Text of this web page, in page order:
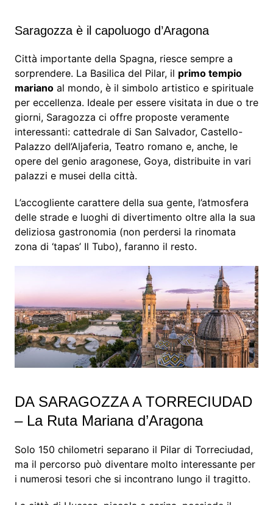
Saragozza è il capoluogo d’Aragona
Città importante della Spagna, riesce sempre a
sorprendere. La Basilica del Pilar, il primo tempio
marianoal mondo, è il simbolo artistico e spirituale
per eccellenza. Ideale per essere visitata in due o tre
giorni, Saragozza ci offre proposte veramente
interessanti: cattedrale di San Salvador, Castello-
Palazzo dell’Aljaferia, Teatro romano e, anche, le
opere del genio aragonese, Goya, distribuite in vari
palazzi e musei della città.
L’accogliente carattere della sua gente, l’atmosfera
delle strade e luoghi di divertimento oltre alla la sua
deliziosa gastronomia (non perdersi la rinomata
zona di ‘tapas’ Il Tubo), faranno il resto.
DA SARAGOZZA A TORRECIUDAD
– La Ruta Mariana d’Aragona
Solo 150 chilometri separano il Pilar di Torreciudad,
ma il percorso può diventare molto interessante per
i numerosi tesori che si incontrano lungo il tragitto.